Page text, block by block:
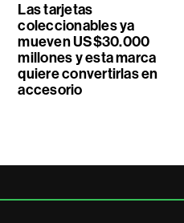
Las tarjetas
coleccionables ya
mueven US$30.000
millones y esta marca
quiere convertirlas en
accesorio